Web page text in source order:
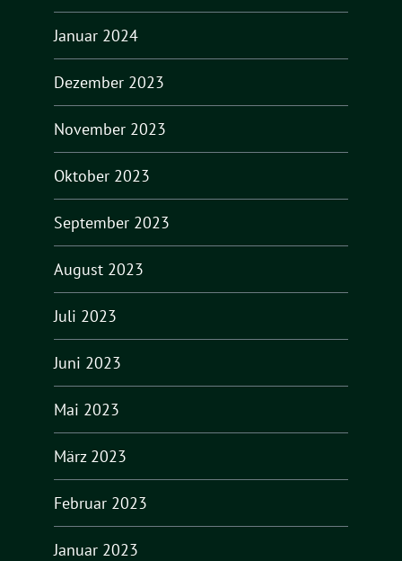
Januar 2024
Dezember 2023
November 2023
Oktober 2023
September 2023
August 2023
Juli 2023
Juni 2023
Mai 2023
März 2023
Februar 2023
Januar 2023